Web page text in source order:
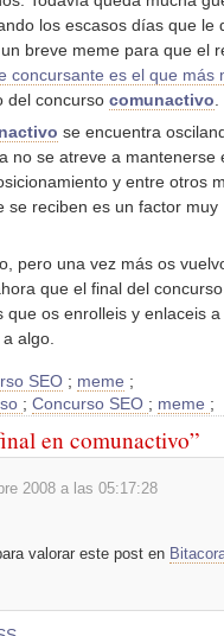
los escasos días que le
breve meme para que el
concursante es el que más
del concurso comunactivo
se encuentra
no se atreve a mantenerse
y entre otros
se reciben es un factor muy
pero una vez más os
que el final del
que os enrolleis y enlaceis a
algo.
SEO ; meme ;
; Concurso SEO ; meme ;
en comunactivo”
2008 a las 05:17:28
valorar este post en